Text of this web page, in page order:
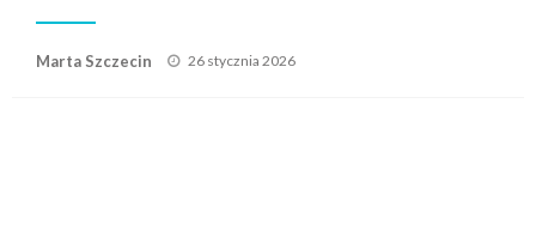
Marta Szczecin
Posted
26 stycznia 2026